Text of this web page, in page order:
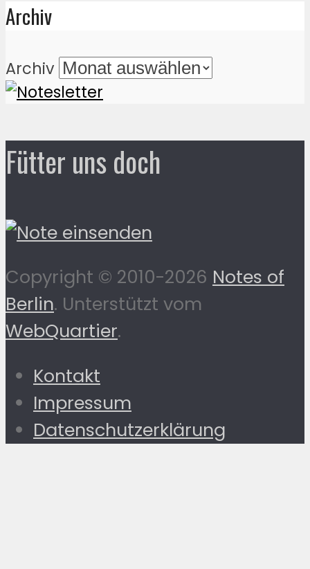
Archiv
Archiv
Fütter uns doch
Copyright © 2010-2026 Notes of
Berlin. Unterstützt vom
WebQuartier.
Kontakt
Impressum
Datenschutzerklärung